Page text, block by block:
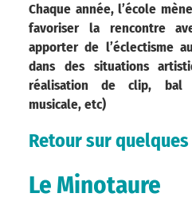
Chaque année, l’école
favoriser la rencontre
apporter de l’éclectisme
dans des situations
réalisation de clip, bal
musicale, etc)
Retour sur
Le Minotaure